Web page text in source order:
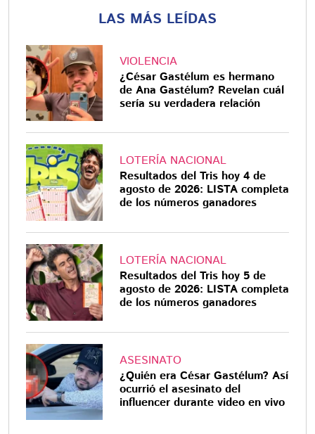
LAS MÁS LEÍDAS
VIOLENCIA
¿César Gastélum es hermano
de Ana Gastélum? Revelan cuál
sería su verdadera relación
LOTERÍA NACIONAL
Resultados del Tris hoy 4 de
agosto de 2026: LISTA completa
de los números ganadores
LOTERÍA NACIONAL
Resultados del Tris hoy 5 de
agosto de 2026: LISTA completa
de los números ganadores
ASESINATO
¿Quién era César Gastélum? Así
ocurrió el asesinato del
influencer durante video en vivo